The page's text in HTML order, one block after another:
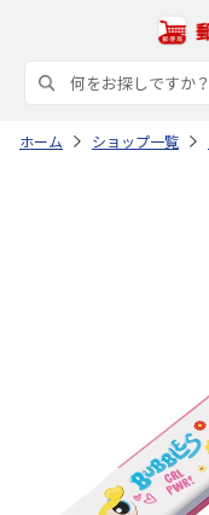
ホーム ショップ一覧